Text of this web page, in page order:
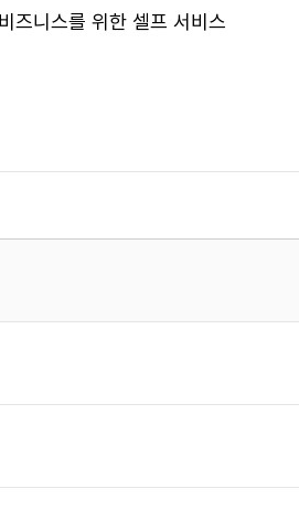
니스를 위한 셀프 서비스